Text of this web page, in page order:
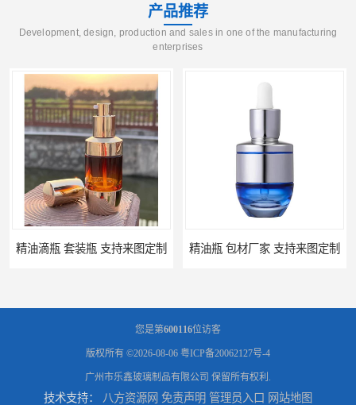
产品推荐
Development, design, production and sales in one of the manufacturing
enterprises
图定制 精油瓶 包材厂家 支持来图定制
您是第600116位访客
版权所有 ©2026-08-06 粤ICP备20062127号-4
广州市乐鑫玻璃制品有限公司 保留所有权利.
技术支持： 八方资源网 免责声明 管理员入口 网站地图